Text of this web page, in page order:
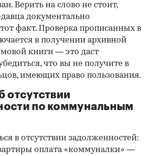
Верить на слово не стоит,
документально
факт. Проверка прописанных в
в получении архивной
книги — это даст
что вы не получите в
имеющих право пользования.
отсутствии
по коммунальным
в отсутствии задолженностей:
оплата «коммуналки» —